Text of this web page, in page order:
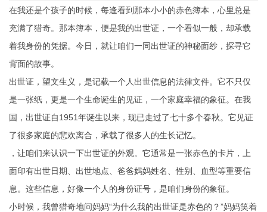
在我还是个孩子的时候，每逢看到那本小小的赤色簿本，心里总是
充满了猎奇。那本簿本，便是我的出世证，一个看似一般，却承载
着我身份的凭据。今日，就让咱们一同出世证的神秘面纱，探寻它
背面的故事。
出世证，望文生义，是记载一个人出世信息的法律文件。它不只仅
是一张纸，更是一个生命诞生的见证，一个家庭幸福的象征。在我
国，出世证自1951年诞生以来，现已走过了七十多个春秋。它见证
了很多家庭的悲欢离合，承载了很多人的生长记忆。
，让咱们来认识一下出世证的外观。它通常是一张赤色的卡片，上
面印有出世日期、出世地点、爸爸妈妈姓名、性别、血型等重要信
息。这些信息，好像一个人的身份证号，是咱们身份的象征。
小时候，我曾猎奇地问妈妈“为什么我的出世证是赤色的？”妈妈笑着